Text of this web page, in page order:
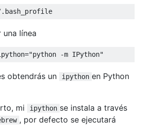
bash_profile
una línea
="python -m IPython"
obtendrás un ipython en Python
mi
ipython se instala a través
, por defecto se ejecutará